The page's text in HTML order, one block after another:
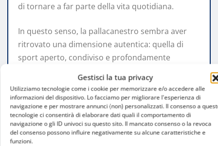
Gestisci la tua privacy
Utilizziamo tecnologie come i cookie per memorizzare e/o accedere alle
informazioni del dispositivo. Lo facciamo per migliorare l'esperienza di
navigazione e per mostrare annunci (non) personalizzati. Il consenso a
tecnologie ci consentirà di elaborare dati quali il comportamento di
navigazione o gli ID univoci su questo sito. Il mancato consenso o la revoca
del consenso possono influire negativamente su alcune caratteristiche e
funzioni.
di tornare a far parte della vita quotidiana.
In questo senso, la pallacanestro sembra aver
ritrovato una dimensione autentica: quella di
sport aperto, condiviso e profondamente